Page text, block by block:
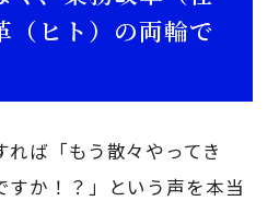
（ヒト）の両輪で
ば「もう散々やってき
すか！？」という声を本当